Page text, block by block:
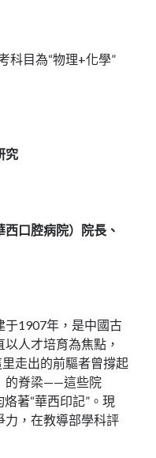
科目為“物理+化學”
究
口腔病院）院長、
于1907年，是中國古
人才培育為焦點，
走出的前驅者曾撐起
的脊梁——這些院
著“華西印記”。現
力，在教導部學科評